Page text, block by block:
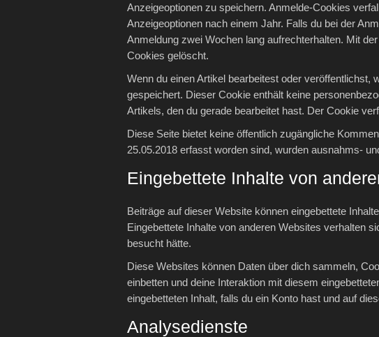
Anzeigeoptionen zu speichern. Anmelde-Cookies
Anzeigeoptionen nach einem Jahr. Falls du bei der
Anmeldung zwei Wochen lang aufrechterhalten. Mit
Cookies gelöscht.
Wenn du einen Artikel bearbeitest oder
gespeichert. Dieser Cookie enthält keine
Artikels, den du gerade bearbeitet hast. Der Cookie
Diese Seite bietet keine öffentlich zugängliche
25.05.2018 erfasst worden sind, wurden ausnahms-
Eingebettete Inhalte von
Beiträge auf dieser Website können eingebettete
Eingebettete Inhalte von anderen Websites verhalten
besucht hätte.
Diese Websites können Daten über dich sammeln,
einbetten und deine Interaktion mit diesem
eingebetteten Inhalt, falls du ein Konto hast und auf
Analysedienste